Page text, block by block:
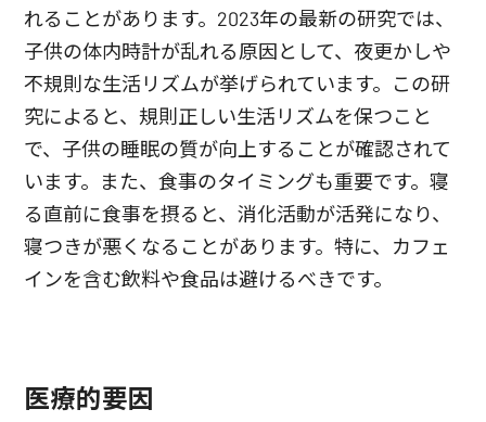
れることがあります。2023年の最新の研究では、
子供の体内時計が乱れる原因として、夜更かしや
不規則な生活リズムが挙げられています。この研
究によると、規則正しい生活リズムを保つこと
で、子供の睡眠の質が向上することが確認されて
います。また、食事のタイミングも重要です。寝
る直前に食事を摂ると、消化活動が活発になり、
寝つきが悪くなることがあります。特に、カフェ
インを含む飲料や食品は避けるべきです。
医療的要因